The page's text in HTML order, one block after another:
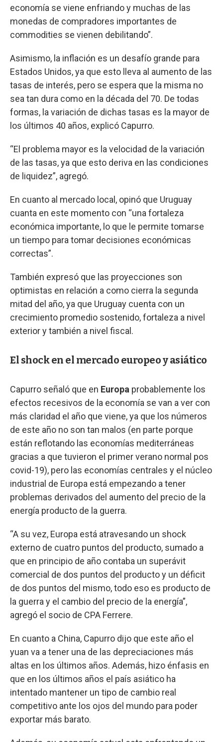
economía se viene enfriando y muchas de las
monedas de compradores importantes de
commodities se vienen debilitando”.
Asimismo, la inflación es un desafío grande para
Estados Unidos, ya que esto lleva al aumento de las
tasas de interés, pero se espera que la misma no
sea tan dura como en la década del 70. De todas
formas, la variación de dichas tasas es la mayor de
los últimos 40 años, explicó Capurro.
“El problema mayor es la velocidad de la variación
de las tasas, ya que esto deriva en las condiciones
de liquidez”, agregó.
En cuanto al mercado local, opinó que Uruguay
cuanta en este momento con “una fortaleza
económica importante, lo que le permite tomarse
un tiempo para tomar decisiones económicas
correctas”.
También expresó que las proyecciones son
optimistas en relación a como cierra la segunda
mitad del año, ya que Uruguay cuenta con un
crecimiento promedio sostenido, fortaleza a nivel
exterior y también a nivel fiscal.
El shock en el mercado europeo y asiático
Capurro señaló que en Europa probablemente los
efectos recesivos de la economía se van a ver con
más claridad el año que viene, ya que los números
de este año no son tan malos (en parte porque
están reflotando las economías mediterráneas
gracias a que tuvieron el primer verano normal pos
covid-19), pero las economías centrales y el núcleo
industrial de Europa está empezando a tener
problemas derivados del aumento del precio de la
energía producto de la guerra.
“A su vez, Europa está atravesando un shock
externo de cuatro puntos del producto, sumado a
que en principio de año contaba un superávit
comercial de dos puntos del producto y un déficit
de dos puntos del mismo, todo eso es producto de
la guerra y el cambio del precio de la energía”,
agregó el socio de CPA Ferrere.
En cuanto a China, Capurro dijo que este año el
yuan va a tener una de las depreciaciones más
altas en los últimos años. Además, hizo énfasis en
que en los últimos años el país asiático ha
intentado mantener un tipo de cambio real
competitivo ante los ojos del mundo para poder
exportar más barato.